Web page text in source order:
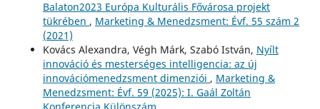
Balaton2023 Európa Kulturális Fővárosa projekt
tükrében , Marketing & Menedzsment: Évf. 55 szám 2
(2021)
Kovács Alexandra, Végh Márk, Szabó István, Nyílt
innováció és mesterséges intelligencia: az új
innovációmenedzsment dimenziói , Marketing &
Menedzsment: Évf. 59 (2025): I. Gaál Zoltán